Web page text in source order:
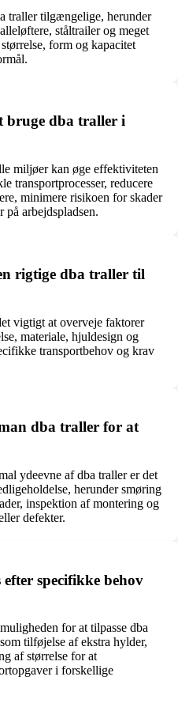
traller tilgængelige, herunder
ståltrailer og meget
form og kapacitet
bruge dba traller i
miljøer kan øge effektiviteten
transportprocesser, reducere
minimere risikoen for skader
på arbejdspladsen.
rigtige dba traller til
vigtigt at overveje faktorer
materiale, hjuldesign og
transportbehov og krav
dba traller for at
ydeevne af dba traller er det
herunder smøring
inspektion af montering og
defekter.
specifikke behov
for at tilpasse dba
tilføjelse af ekstra hylder,
af størrelse for at
i forskellige